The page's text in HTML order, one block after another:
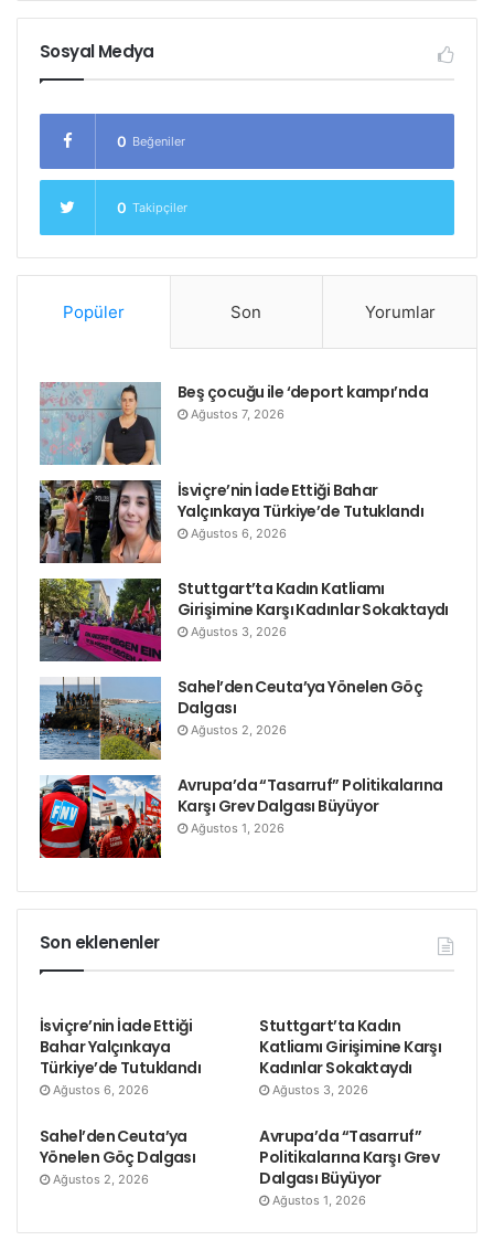
Sosyal Medya
0 Beğeniler
0 Takipçiler
Popüler Son Yorumlar
Beş çocuğu ile ‘deport kampı’nda
Ağustos 7, 2026
İsviçre’nin İade Ettiği Bahar
Yalçınkaya Türkiye’de Tutuklandı
Ağustos 6, 2026
Stuttgart’ta Kadın Katliamı
Girişimine Karşı Kadınlar Sokaktaydı
Ağustos 3, 2026
Sahel’den Ceuta’ya Yönelen Göç
Dalgası
Ağustos 2, 2026
Avrupa’da “Tasarruf” Politikalarına
Karşı Grev Dalgası Büyüyor
Ağustos 1, 2026
Son eklenenler
İsviçre’nin İade Ettiği
Bahar Yalçınkaya
Türkiye’de Tutuklandı
Ağustos 6, 2026
Stuttgart’ta Kadın
Katliamı Girişimine Karşı
Kadınlar Sokaktaydı
Ağustos 3, 2026
Sahel’den Ceuta’ya
Yönelen Göç Dalgası
Ağustos 2, 2026
Avrupa’da “Tasarruf”
Politikalarına Karşı Grev
Dalgası Büyüyor
Ağustos 1, 2026